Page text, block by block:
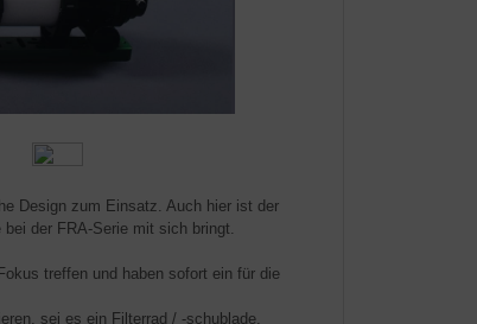
Design zum Einsatz. Auch hier ist der
der FRA-Serie mit sich bringt.
treffen und haben sofort ein für die
sei es ein Filterrad / -schublade,